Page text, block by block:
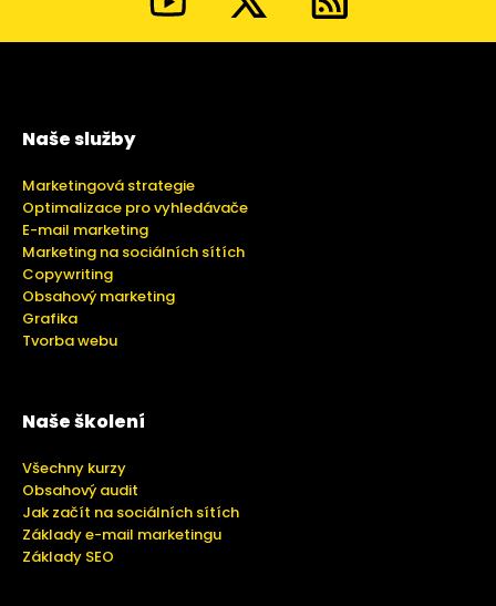
Naše služby
Marketingová strategie
Optimalizace pro vyhledávače
E-mail marketing
Marketing na sociálních sítích
Copywriting
Obsahový marketing
Grafika
Tvorba webu
Naše školení
Všechny kurzy
Obsahový audit
Jak začít na sociálních sítích
Základy e-mail marketingu
Základy SEO